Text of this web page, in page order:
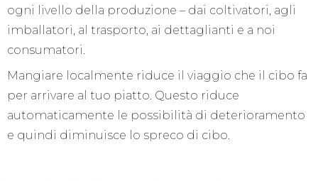
ogni livello della produzione – dai coltivatori, agli
imballatori, al trasporto, ai dettaglianti e a noi
consumatori.
Mangiare localmente riduce il viaggio che il cibo fa
per arrivare al tuo piatto. Questo riduce
automaticamente le possibilità di deterioramento
e quindi diminuisce lo spreco di cibo.